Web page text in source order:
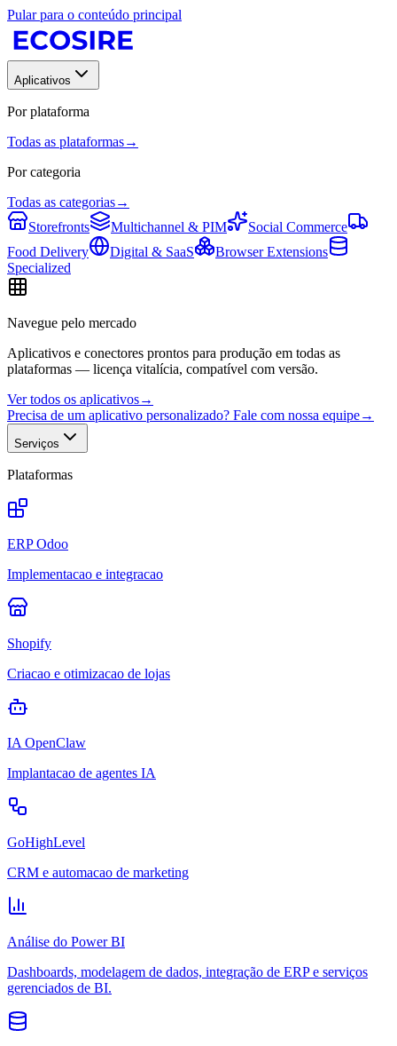
Pular para o conteúdo principal
Aplicativos
Por plataforma
Todas as plataformas→
Por categoria
Todas as categorias→
Storefronts
Multichannel & PIM
Social Commerce
Food Delivery
Digital & SaaS
Browser Extensions
Specialized
Navegue pelo mercado
Aplicativos e conectores prontos para produção em todas as
plataformas — licença vitalícia, compatível com versão.
Ver todos os aplicativos→
Precisa de um aplicativo personalizado? Fale com nossa equipe→
Serviços
Plataformas
ERP Odoo
Implementacao e integracao
Shopify
Criacao e otimizacao de lojas
IA OpenClaw
Implantacao de agentes IA
GoHighLevel
CRM e automacao de marketing
Análise do Power BI
Dashboards, modelagem de dados, integração de ERP e serviços
gerenciados de BI.